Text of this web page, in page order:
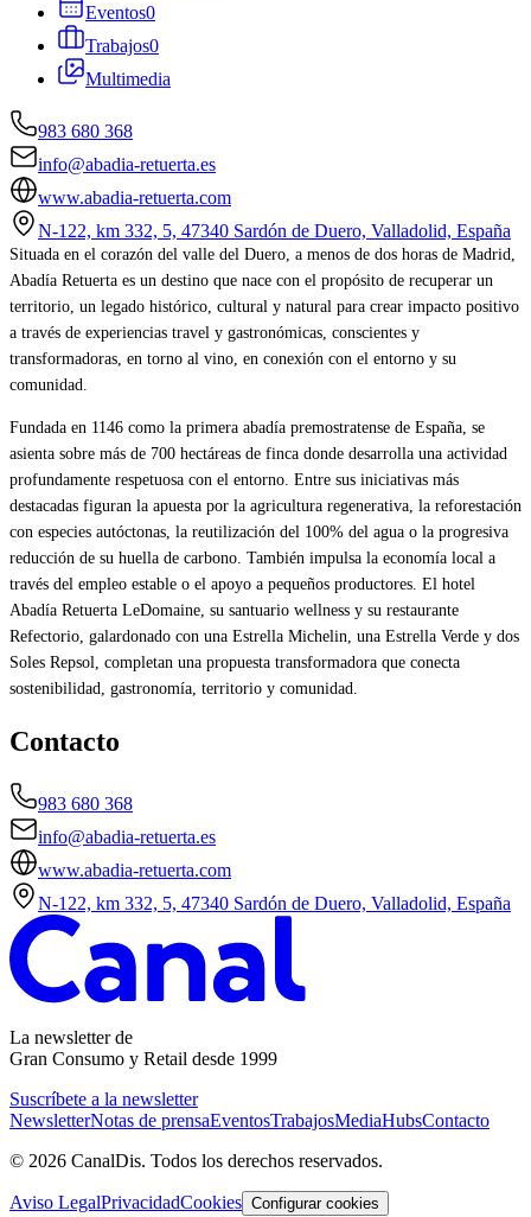
Eventos0
Trabajos0
Multimedia
983 680 368
info@abadia-retuerta.es
www.abadia-retuerta.com
N-122, km 332, 5, 47340 Sardón de Duero, Valladolid, España
Situada en el corazón del valle del Duero, a menos de dos horas de Madrid,
Abadía Retuerta es un destino que nace con el propósito de recuperar un
territorio, un legado histórico, cultural y natural para crear impacto positivo
a través de experiencias travel y gastronómicas, conscientes y
transformadoras, en torno al vino, en conexión con el entorno y su
comunidad.
Fundada en 1146 como la primera abadía premostratense de España, se
asienta sobre más de 700 hectáreas de finca donde desarrolla una actividad
profundamente respetuosa con el entorno. Entre sus iniciativas más
destacadas figuran la apuesta por la agricultura regenerativa, la reforestación
con especies autóctonas, la reutilización del 100% del agua o la progresiva
reducción de su huella de carbono. También impulsa la economía local a
través del empleo estable o el apoyo a pequeños productores. El hotel
Abadía Retuerta LeDomaine, su santuario wellness y su restaurante
Refectorio, galardonado con una Estrella Michelin, una Estrella Verde y dos
Soles Repsol, completan una propuesta transformadora que conecta
sostenibilidad, gastronomía, territorio y comunidad.
Contacto
983 680 368
info@abadia-retuerta.es
www.abadia-retuerta.com
N-122, km 332, 5, 47340 Sardón de Duero, Valladolid, España
La newsletter de
Gran Consumo y Retail desde 1999
Suscríbete a la newsletter
NewsletterNotas de prensaEventosTrabajosMediaHubsContacto
© 2026 CanalDis. Todos los derechos reservados.
Aviso LegalPrivacidadCookies Configurar cookies